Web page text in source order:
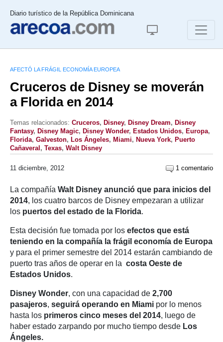
Diario turístico de la República Dominicana
AFECTÓ LA FRÁGIL ECONOMÍA EUROPEA
Cruceros de Disney se moverán
a Florida en 2014
Temas relacionados: Cruceros, Disney, Disney Dream, Disney
Fantasy, Disney Magic, Disney Wonder, Estados Unidos, Europa,
Florida, Galveston, Los Ángeles, Miami, Nueva York, Puerto
Cañaveral , Texas, Walt Disney
11 diciembre, 2012 1 comentario
La compañía Walt Disney anunció que para inicios del
2014, los cuatro barcos de Disney empezaran a utilizar
los puertos del estado de la Florida.
Esta decisión fue tomada por los efectos que está
teniendo en la compañía la frágil economía de Europa
y para el primer semestre del 2014 estarán cambiando de
puerto tras años de operar en la costa Oeste de
Estados Unidos.
Disney Wonder, con una capacidad de 2,700
pasajeros, seguirá operando en Miami por lo menos
hasta los primeros cinco meses del 2014, luego de
haber estado zarpando por mucho tiempo desde Los
Ángeles.